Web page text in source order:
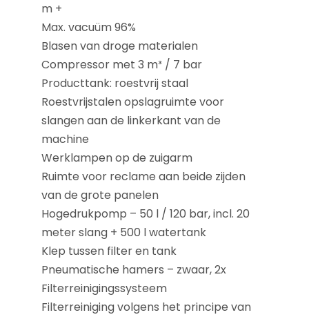
m +
Max. vacuüm 96%
Blasen van droge materialen
Compressor met 3 m³ / 7 bar
Producttank: roestvrij staal
Roestvrijstalen opslagruimte voor
slangen aan de linkerkant van de
machine
Werklampen op de zuigarm
Ruimte voor reclame aan beide zijden
van de grote panelen
Hogedrukpomp – 50 l / 120 bar, incl. 20
meter slang + 500 l watertank
Klep tussen filter en tank
Pneumatische hamers – zwaar, 2x
Filterreinigingssysteem
Filterreiniging volgens het principe van